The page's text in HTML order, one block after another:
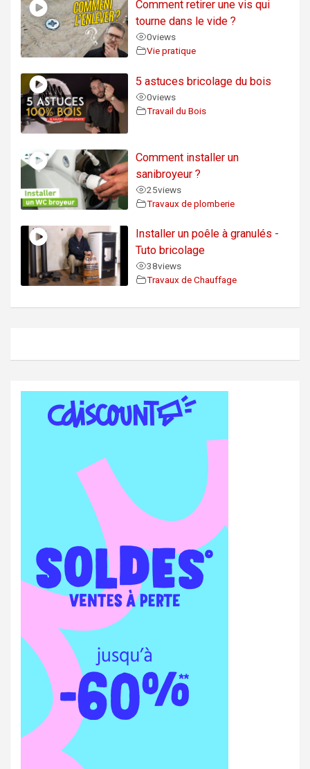
Comment retirer une vis qui
tourne dans le vide ?
0views
Vie pratique
5 astuces bricolage du bois
0views
Travail du Bois
Comment installer un
sanibroyeur ?
25views
Travaux de plomberie
Installer un poêle à granulés -
Tuto bricolage
38views
Travaux de Chauffage